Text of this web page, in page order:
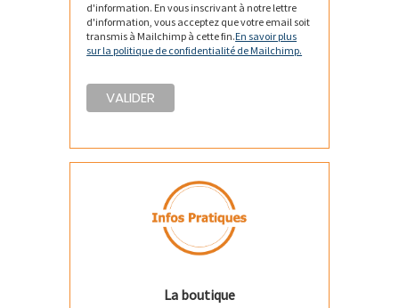
d'information. En vous inscrivant à notre lettre
d'information, vous acceptez que votre email soit
transmis à Mailchimp à cette fin.En savoir plus
sur la politique de confidentialité de Mailchimp.
La boutique